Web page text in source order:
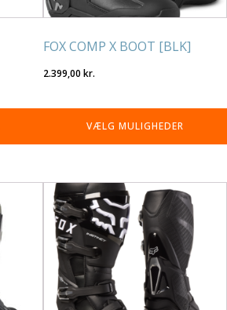
FOX COMP X BOOT [BLK]
2.399,00kr.
VÆLG MULIGHEDER
varesiden
Dette
vare
har
flere
varianter.
Mulighederne